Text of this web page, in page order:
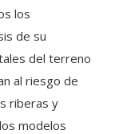
los
de su
del terreno
al riesgo de
riberas y
modelos